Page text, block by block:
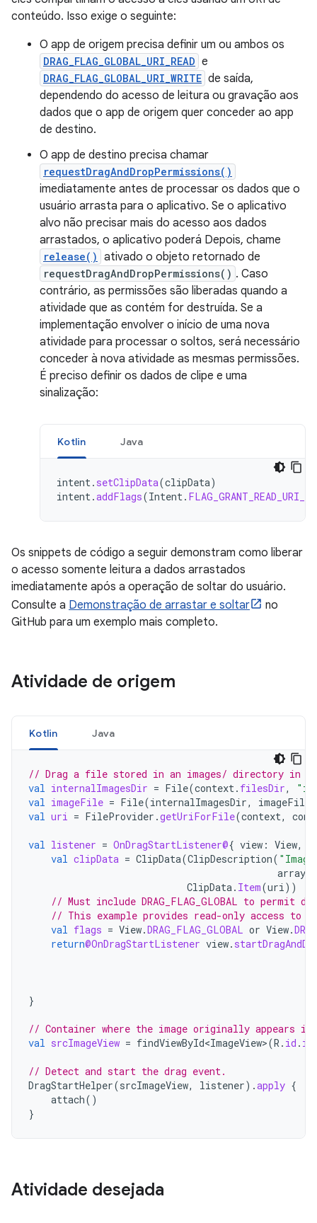
conteúdo. Isso exige o seguinte:
O app de origem precisa definir um ou ambos os
DRAG_FLAG_GLOBAL_URI_READ e
DRAG_FLAG_GLOBAL_URI_WRITE de saída,
dependendo do acesso de leitura ou gravação aos
dados que o app de origem quer conceder ao app
de destino.
O app de destino precisa chamar
requestDragAndDropPermissions()
imediatamente antes de processar os dados que o
usuário arrasta para o aplicativo. Se o aplicativo
alvo não precisar mais do acesso aos dados
arrastados, o aplicativo poderá Depois, chame
release() ativado o objeto retornado de
requestDragAndDropPermissions() . Caso
contrário, as permissões são liberadas quando a
atividade que as contém for destruída. Se a
implementação envolver o início de uma nova
atividade para processar o soltos, será necessário
conceder à nova atividade as mesmas permissões.
É preciso definir os dados de clipe e uma
sinalização:
Kotlin Java
intent. setClipData(clipData)
intent.addFlags(Intent.
Os snippets de código a seguir demonstram como liberar
o acesso somente leitura a dados arrastados
imediatamente após a operação de soltar do usuário.
Consulte a Demonstração de arrastar e soltar
no
GitHub para um exemplo mais completo.
Atividade de origem
Kotlin Java
// Drag a file stored in an images/ directory in
val internalImagesDir = File(context. filesDir,
val imageFile = File(internalImagesDir,
val uri = FileProvider .getUriForFile(context,
val listener = OnDragStartListener@{ view : View,
val clipData = ClipData(ClipDescription(
arrayOf
ClipData. Item(uri))
// Must include DRAG_FLAG_GLOBAL to permit
// This example provides read-only access to
val flags = View.DRAG_FLAG_GLOBAL or View.
return@OnDragStartListener view.
}
// Container where the image originally appears in
val srcImageView = findViewById<ImageView>(R . id .
// Detect and start the drag event.
DragStartHelper(srcImageView, listener).apply {
attach()
}
Atividade desejada